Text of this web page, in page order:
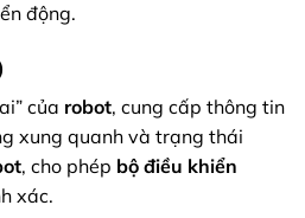
động.
của robot, cung cấp thông tin
xung quanh và trạng thái
, cho phép bộ điều khiển
xác.